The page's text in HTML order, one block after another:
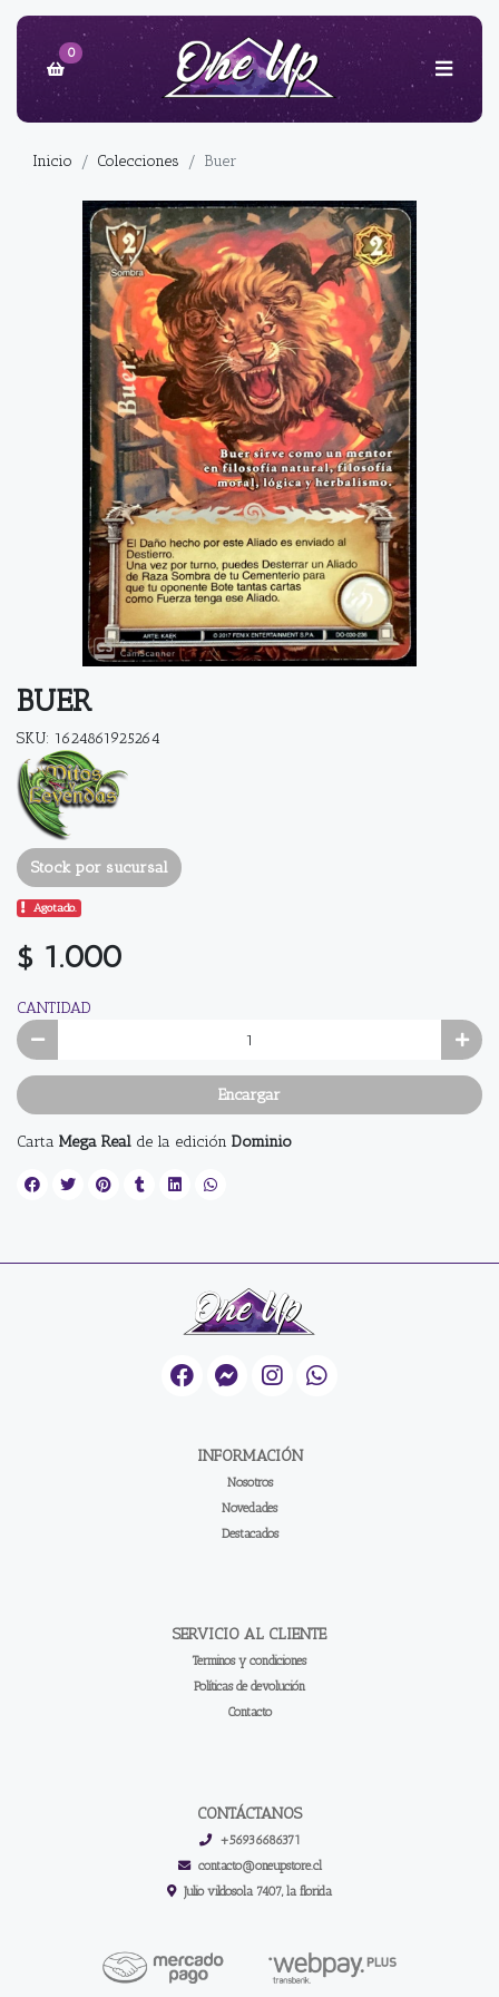
0
Inicio Colecciones Buer
BUER
SKU: 1624861925264
Stock por sucursal
Agotado.
$ 1.000
CANTIDAD
Encargar
Carta Mega Real de la edición Dominio
INFORMACIÓN
Nosotros
Novedades
Destacados
SERVICIO AL CLIENTE
Terminos y condiciones
Políticas de devolución
Contacto
CONTÁCTANOS
+56936686371
contacto@oneupstore.cl
Julio vildosola 7407, la florida